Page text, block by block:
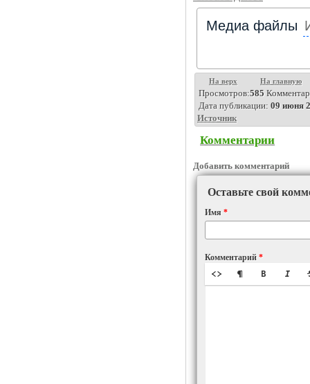
Медиа файлы
На верх На главную
Просмотров:585
Дата публикации: 09 июня
Источник
Комментарии
Добавить комментарий
Оставьте свой
Имя *
Комментарий *